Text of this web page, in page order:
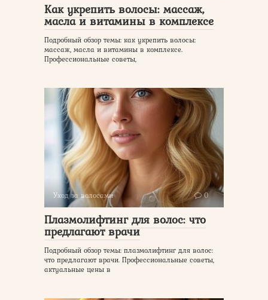
Как укрепить волосы: массаж,
масла и витамины в комплексе
Подробный обзор темы: как укрепить волосы:
массаж, масла и витамины в комплексе.
Профессиональные советы,
Уход за волосами 0
Плазмолифтинг для волос: что
предлагают врачи
Подробный обзор темы: плазмолифтинг для волос:
что предлагают врачи. Профессиональные советы,
актуальные цены в